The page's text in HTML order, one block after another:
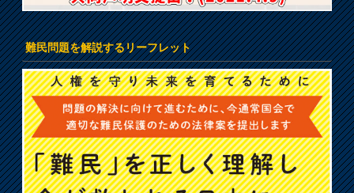
難民問題を解説するリーフレット